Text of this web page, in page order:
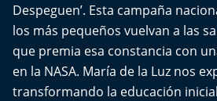
Cultura y Espectáculos
Del Fin del Mundo
Deportes
Despeguen’. Esta campaña
los más pequeños vuelvan a las
que premia esa constancia con
en la NASA. María de la Luz nos
transformando la educación